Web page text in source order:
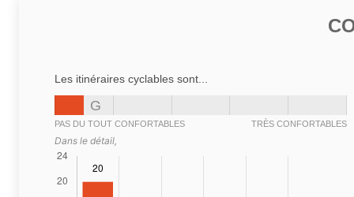
Les itinéraires cyclables sont...
G
PAS DU TOUT CONFORTABLES TRÈS CONFORTABLES
Dans le détail,